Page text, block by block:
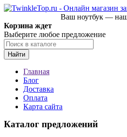
Ваш ноутбук —
Корзина ждет
Выберите любое предложение
Найти
Главная
Блог
Доставка
Оплата
Карта сайта
Каталог предложений